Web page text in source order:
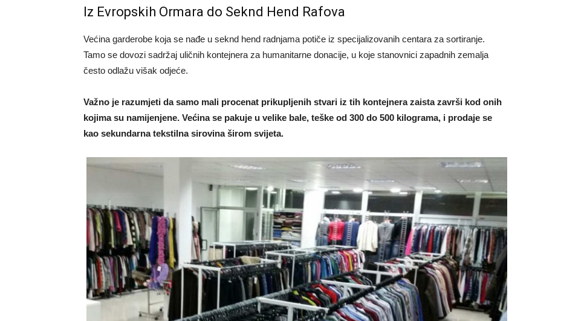
Iz Evropskih Ormara do Seknd Hend Rafova
Većina garderobe koja se nađe u seknd hend radnjama potiče iz specijalizovanih centara za sortiranje.
Tamo se dovozi sadržaj uličnih kontejnera za humanitarne donacije, u koje stanovnici zapadnih zemalja
često odlažu višak odjeće.
Važno je razumjeti da samo mali procenat prikupljenih stvari iz tih kontejnera zaista završi kod onih
kojima su namijenjene. Većina se pakuje u velike bale, teške od 300 do 500 kilograma, i prodaje se
kao sekundarna tekstilna sirovina širom svijeta.